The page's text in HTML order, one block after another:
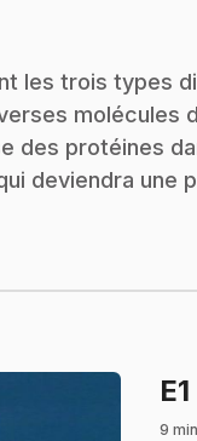
les trois types
molécules
des protéines
deviendra une
E1
9